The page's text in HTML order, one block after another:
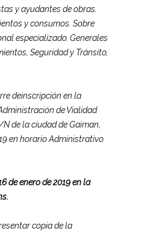
y ayudantes de obras.
y consumos. Sobre
especializado. Generales
Seguridad y Tránsito,
deinscripción en la
de Vialidad
de la ciudad de Gaiman,
en horario Administrativo
de enero de 2019 en la
copia de la